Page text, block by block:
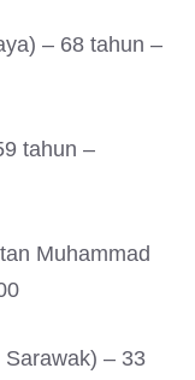
– 68 tahun –
tahun –
Muhammad
– 33